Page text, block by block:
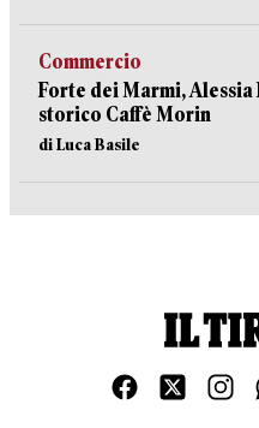
Commercio
Forte dei Marmi,
storico Caffè Morin
di Luca Basile